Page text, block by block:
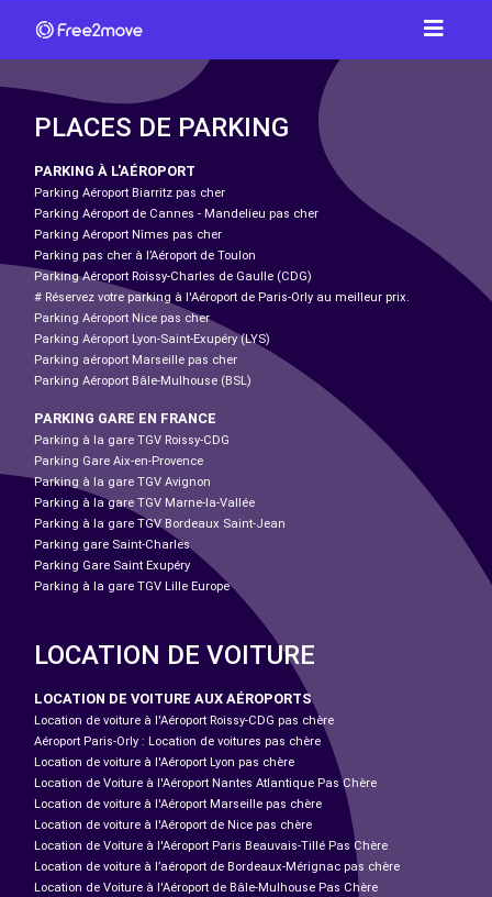
PLACES DE PARKING
PARKING À L'AÉROPORT
Parking Aéroport Biarritz pas cher
Parking Aéroport de Cannes - Mandelieu pas cher
Parking Aéroport Nîmes pas cher
Parking pas cher à l’Aéroport de Toulon
Parking Aéroport Roissy-Charles de Gaulle (CDG)
# Réservez votre parking à l'Aéroport de Paris-Orly au meilleur prix.
Parking Aéroport Nice pas cher
Parking Aéroport Lyon-Saint-Exupéry (LYS)
Parking aéroport Marseille pas cher
Parking Aéroport Bâle-Mulhouse (BSL)
PARKING GARE EN FRANCE
Parking à la gare TGV Roissy-CDG
Parking Gare Aix-en-Provence
Parking à la gare TGV Avignon
Parking à la gare TGV Marne-la-Vallée
Parking à la gare TGV Bordeaux Saint-Jean
Parking gare Saint-Charles
Parking Gare Saint Exupéry
Parking à la gare TGV Lille Europe
LOCATION DE VOITURE
LOCATION DE VOITURE AUX AÉROPORTS
Location de voiture à l'Aéroport Roissy-CDG pas chère
Aéroport Paris-Orly : Location de voitures pas chère
Location de voiture à l'Aéroport Lyon pas chère
Location de Voiture à l'Aéroport Nantes Atlantique Pas Chère
Location de voiture à l'Aéroport Marseille pas chère
Location de voiture à l'Aéroport de Nice pas chère
Location de Voiture à l'Aéroport Paris Beauvais-Tillé Pas Chère
Location de voiture à l’aéroport de Bordeaux-Mérignac pas chère
Location de Voiture à l'Aéroport de Bâle-Mulhouse Pas Chère